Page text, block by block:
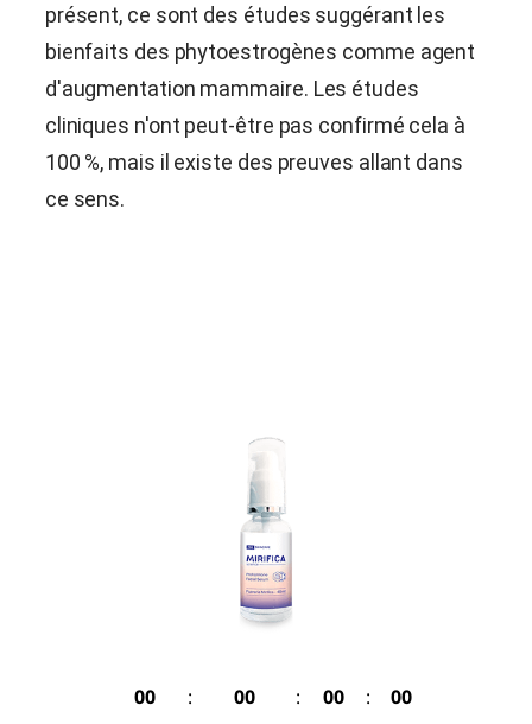
présent, ce sont des études suggérant les
bienfaits des phytoestrogènes comme agent
d'augmentation mammaire. Les études
cliniques n'ont peut-être pas confirmé cela à
100 %, mais il existe des preuves allant dans
ce sens.
00 : 00 : 00 : 00